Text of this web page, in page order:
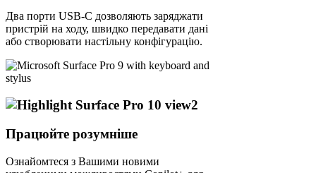
Два порти USB-C дозволяють заряджати
пристрій на ходу, швидко передавати дані
або створювати настільну конфігурацію.
Працюйте розумніше
Ознайомтеся з Вашими новими